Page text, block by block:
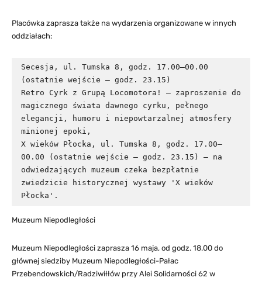
Placówka zaprasza także na wydarzenia organizowane w innych
oddziałach:
Secesja, ul. Tumska 8, godz. 17.00–00.00
(ostatnie wejście – godz. 23.15)
Retro Cyrk z Grupą Locomotora! – zaproszenie do
magicznego świata dawnego cyrku, pełnego
elegancji, humoru i niepowtarzalnej atmosfery
minionej epoki,
X wieków Płocka, ul. Tumska 8, godz. 17.00–
00.00 (ostatnie wejście – godz. 23.15) – na
odwiedzających muzeum czeka bezpłatnie
zwiedzicie historycznej wystawy 'X wieków
Płocka'.
Muzeum Niepodległości
Muzeum Niepodległości zaprasza 16 maja, od godz. 18.00 do
głównej siedziby Muzeum Niepodległości-Pałac
Przebendowskich/Radziwiłłów przy Alei Solidarności 62 w